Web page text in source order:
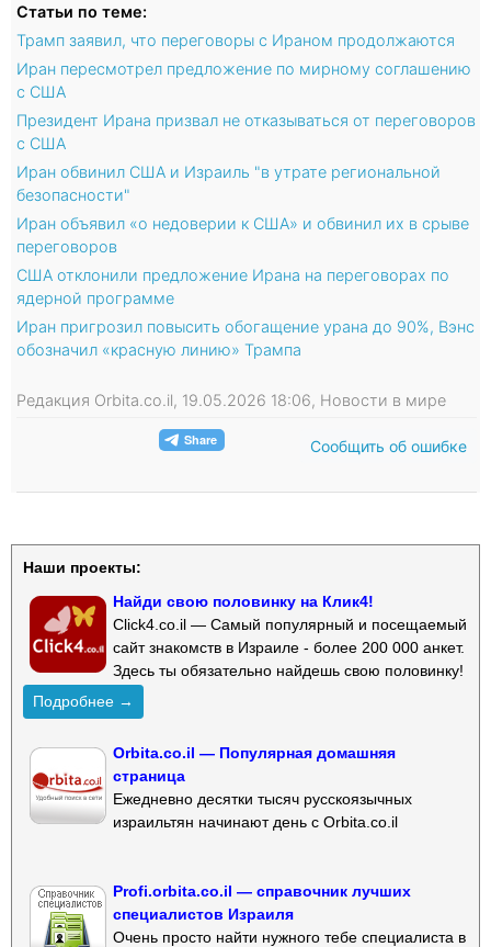
Статьи по теме:
Трамп заявил, что переговоры с Ираном продолжаются
Иран пересмотрел предложение по мирному соглашению
с США
Президент Ирана призвал не отказываться от переговоров
с США
Иран обвинил США и Израиль "в утрате региональной
безопасности"
Иран объявил «о недоверии к США» и обвинил их в срыве
переговоров
США отклонили предложение Ирана на переговорах по
ядерной программе
Иран пригрозил повысить обогащение урана до 90%, Вэнс
обозначил «красную линию» Трампа
Редакция Orbita.co.il, 19.05.2026 18:06, Новости в мире
Сообщить об ошибке
Наши проекты:
Найди свою половинку на Клик4!
Click4.co.il — Самый популярный и посещаемый
сайт знакомств в Израиле - более 200 000 анкет.
Здесь ты обязательно найдешь свою половинку!
Подробнее →
Orbita.co.il — Популярная домашняя
страница
Ежедневно десятки тысяч русскоязычных
израильтян начинают день с Orbita.co.il
Profi.orbita.co.il — справочник лучших
специалистов Израиля
Очень просто найти нужного тебе специалиста в